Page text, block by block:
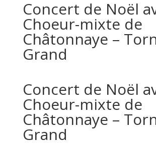
Concert de Noël
Choeur-mixte de
Châtonnaye –
Grand
Concert de Noël
Choeur-mixte de
Châtonnaye –
Grand